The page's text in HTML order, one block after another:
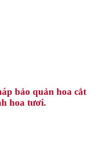
bảo quản hoa cắt
hoa tươi.